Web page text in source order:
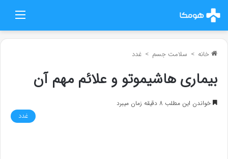
خانه > سلامت جسم > غدد
بیماری هاشیموتو و علائم مهم آن
خواندن این مطلب 8 دقیقه زمان میبرد
غدد